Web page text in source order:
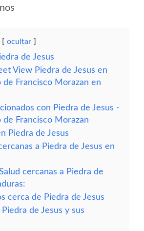
ocultar
de Jesus
View Piedra de Jesus en
de Francisco Morazan en
con Piedra de Jesus -
de Francisco Morazan
Piedra de Jesus
a Piedra de Jesus en
cercanas a Piedra de
cerca de Piedra de Jesus
de Jesus y sus